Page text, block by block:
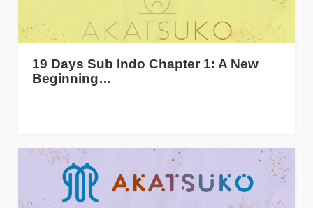
19 Days Sub Indo Chapter 1: A New
Beginning…